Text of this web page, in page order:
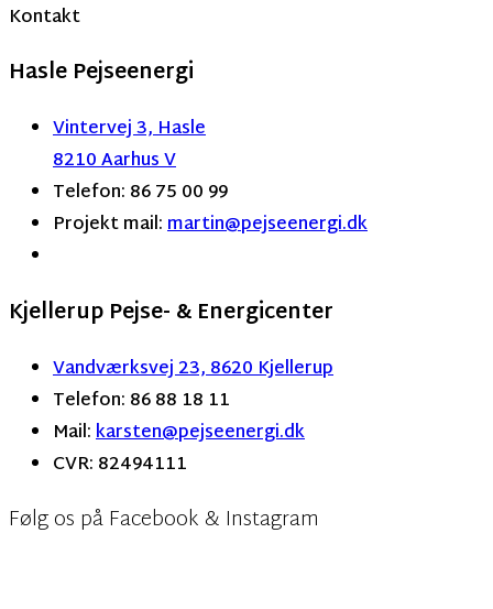
Kontakt
Hasle Pejseenergi
Vintervej 3, Hasle
8210 Aarhus V
Telefon: 86 75 00 99
Projekt mail:martin@pejseenergi.dk
Kjellerup Pejse- & Energicenter
Vandværksvej 23, 8620 Kjellerup
Telefon: 86 88 18 11
Mail:karsten@pejseenergi.dk
CVR: 82494111
Følg os på Facebook & Instagram